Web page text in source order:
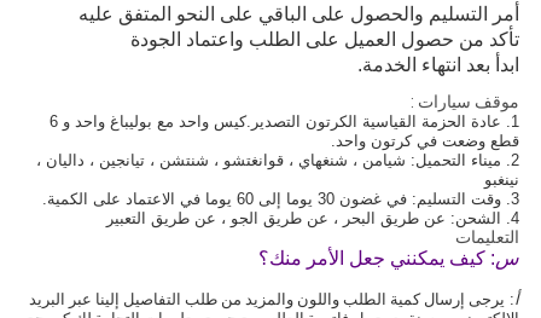
أمر التسليم والحصول على الباقي على النحو المتفق عليه
تأكد من حصول العميل على الطلب واعتماد الجودة
ابدأ بعد انتهاء الخدمة.
موقف سيارات :
1. عادة الحزمة القياسية الكرتون التصدير.كيس واحد مع بوليباغ واحد و 6
قطع وضعت في كرتون واحد.
نينغبو
3. وقت التسليم: في غضون 30 يوما إلى 60 يوما في الاعتماد على الكمية.
4. الشحن: عن طريق البحر ، عن طريق الجو ، عن طريق التعبير
التعليمات
س: كيف يمكنني جعل الأمر منك؟
أ: